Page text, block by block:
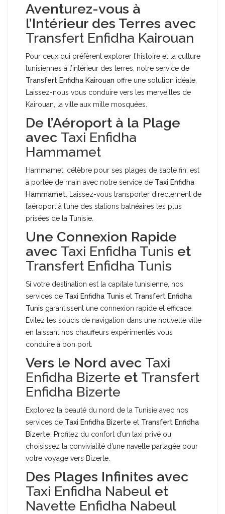
Aventurez-vous à
l’Intérieur des Terres avec
Transfert Enfidha Kairouan
Pour ceux qui préfèrent explorer l’histoire et la culture
tunisiennes à l’intérieur des terres, notre service de
Transfert Enfidha Kairouan offre une solution idéale.
Laissez-nous vous conduire vers les merveilles de
Kairouan, la ville aux mille mosquées.
De l’Aéroport à la Plage
avec Taxi Enfidha
Hammamet
Hammamet, célèbre pour ses plages de sable fin, est
à portée de main avec notre service de Taxi Enfidha
Hammamet . Laissez-vous transporter directement de
l’aéroport à l’une des stations balnéaires les plus
prisées de la Tunisie.
Une Connexion Rapide
avec Taxi Enfidha Tunis et
Transfert Enfidha Tunis
Si votre destination est la capitale tunisienne, nos
services de Taxi Enfidha Tunis et Transfert Enfidha
Tunis garantissent une connexion rapide et efficace.
Évitez les soucis de navigation dans une nouvelle ville
en laissant nos chauffeurs expérimentés vous
conduire à bon port.
Vers le Nord avec Taxi
Enfidha Bizerte et Transfert
Enfidha Bizerte
Explorez la beauté du nord de la Tunisie avec nos
services de Taxi Enfidha Bizerte et Transfert Enfidha
Bizerte . Profitez du confort d’un taxi privé ou
choisissez la convivialité d’une navette partagée pour
votre voyage vers Bizerte.
Des Plages Infinites avec
Taxi Enfidha Nabeul et
Navette Enfidha Nabeul